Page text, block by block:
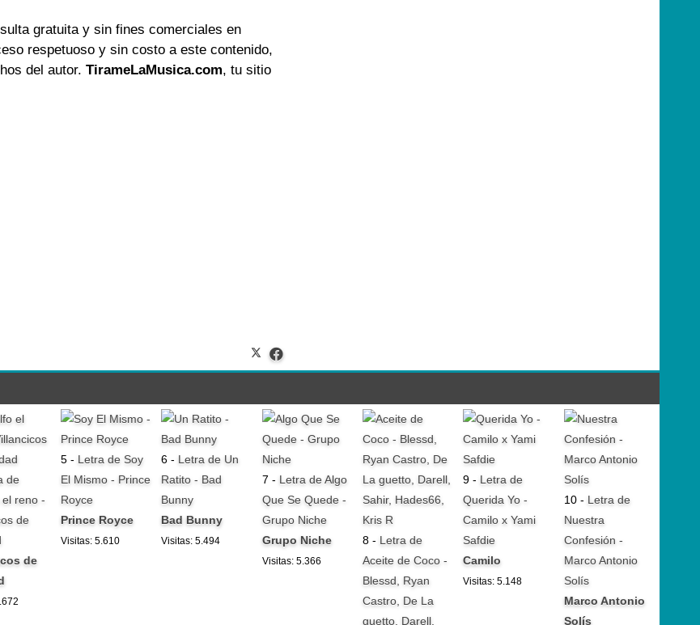
gratuita y sin fines comerciales en
respetuoso y sin costo a este contenido,
del autor. TirameLaMusica.com, tu sitio
de
reno -
de
de
5 - Letra de Soy
El Mismo - Prince
Royce
Prince Royce
Visitas: 5.610
6 - Letra de Un
Ratito - Bad
Bunny
Bad Bunny
Visitas: 5.494
7 - Letra de Algo
Que Se Quede -
Grupo Niche
Grupo Niche
Visitas: 5.366
8 - Letra de
Aceite de Coco -
Blessd, Ryan
Castro, De La
guetto, Darell,
9 - Letra de
Querida Yo -
Camilo x Yami
Safdie
Camilo
Visitas: 5.148
10 - Letra de
Nuestra
Confesión -
Marco Antonio
Solís
Marco Antonio
Solís